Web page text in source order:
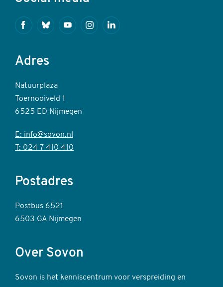
FacebookBlueskyYoutubeInstagramLinkedin
Adres
Natuurplaza
Toernooiveld 1
6525 ED Nijmegen
E: info@sovon.nl
T: 024 7 410 410
Postadres
Postbus 6521
6503 GA Nijmegen
Over Sovon
Sovon is het kenniscentrum voor verspreiding en